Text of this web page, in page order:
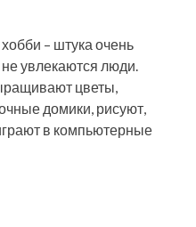
– штука очень
увлекаются люди.
цветы,
домики, рисуют,
в компьютерные